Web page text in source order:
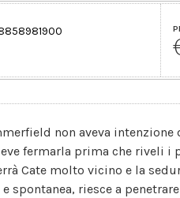
non aveva
fermarla prima che riveli i
Cate molto vicino e la
spontanea, riesce a